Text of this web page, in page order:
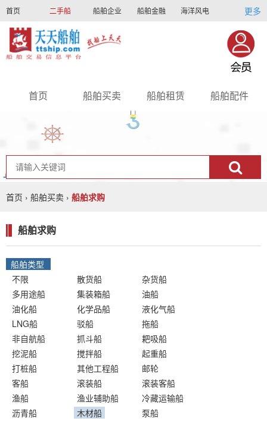
首页 二手船 船舶企业 船舶金融 海洋风电
船员招聘 船员联盟
更多
首页 船舶买卖 船舶租赁 船舶配件
首页 › 船舶买卖 › 船舶求购
船舶求购
船舶类型
不限
散货船
杂货船
多用途船
集装箱船
油船
油化船
化学品船
液化气船
LNG船
驳船
拖船
非自航船
抓斗船
耙吸船
挖泥船
搅拌船
起重船
打桩船
其他工程船
邮轮
客船
滚装船
滚装客船
渔船
渔业辅助船
冷藏运输船
沥青船
木材船
泵船